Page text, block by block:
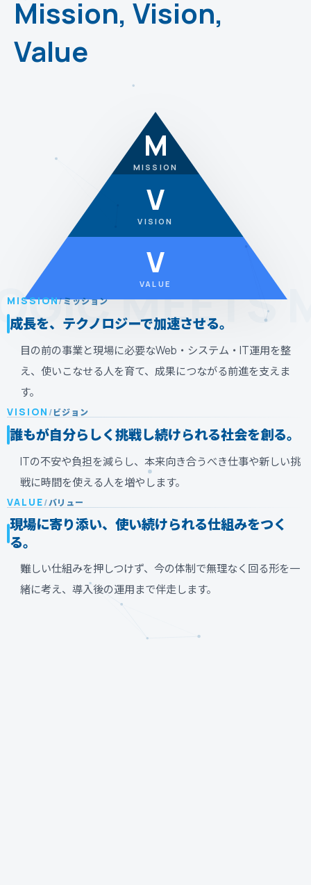
MEETS
Mission, Vision,
Value
M
MISSION
V
VISION
V
VALUE
MISSION/ミッション
成長を、テクノロジーで加速させる。
目の前の事業と現場に必要なWeb・システム・IT運用を整
え、使いこなせる人を育て、成果につながる前進を支えま
す。
VISION /ビジョン
誰もが自分らしく挑戦し続けられる社会を創る。
ITの不安や負担を減らし、本来向き合うべき仕事や新しい挑
戦に時間を使える人を増やします。
VALUE/バリュー
現場に寄り添い、使い続けられる仕組みをつく
る。
難しい仕組みを押しつけず、今の体制で無理なく回る形を一
緒に考え、導入後の運用まで伴走します。